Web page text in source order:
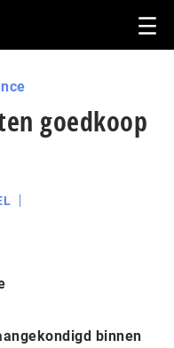
goedkoop
binnen